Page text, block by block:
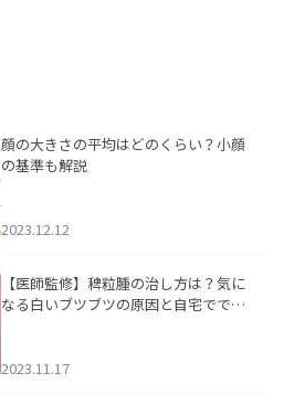
顔の大きさの平均はどのくらい？小顔
の基準も解説
2023.12.12
【医師監修】稗粒腫の治し方は？気に
なる白いブツブツの原因と自宅ででき
2023.11.17